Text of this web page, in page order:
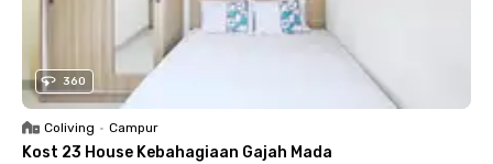
360
Coliving • Campur
Kost 23 House Kebahagiaan Gajah Mada